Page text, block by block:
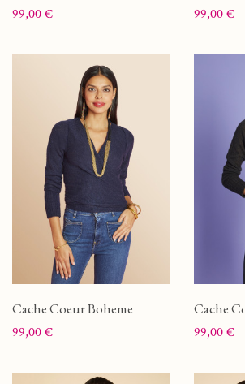
Prix
99,00 € Prix
99,00 €
Cache Coeur Boheme
Prix
99,00 €
Cache
Prix
99,00 €